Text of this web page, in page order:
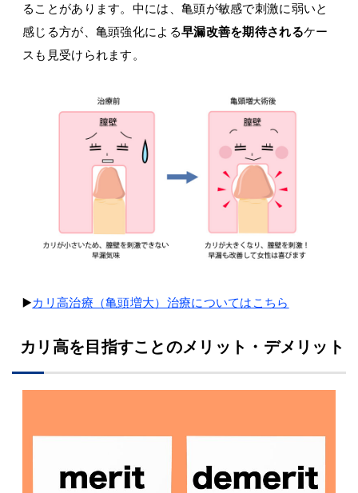
ることがあります。中には、亀頭が敏感で刺激に弱いと
感じる方が、亀頭強化による早漏改善を期待されるケー
スも見受けられます。
▶️カリ高治療（亀頭増大）治療についてはこちら
カリ高を目指すことのメリット・デメリット